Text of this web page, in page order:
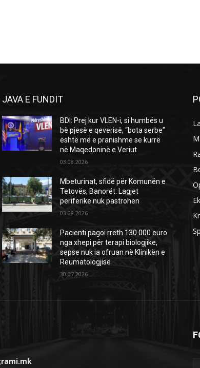
JAVA E FUNDIT
BDI: Prej kur VLEN-i, si humbës u
bë pjesë e qeverisë, “bota serbe”
është më e pranishme se kurrë
në Maqedoninë e Veriut
03.08.2026
Mbeturinat, sfidë për Komunën e
Tetovës, Banorët: Lagjet
periferike nuk pastrohen
03.08.2026
Pacienti pagoi rreth 130.000 euro
nga xhepi për terapi biologjike,
sepse nuk ia ofruan në Klinikën e
Reumatologjisë
30.07.2026